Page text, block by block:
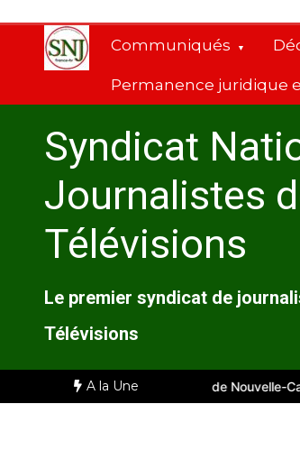
contenu
Communiqués
Permanence juridique
Syndicat
Journalistes
Télévisions
Le premier syndicat de
Télévisions
A la Une
Comité d’entreprise de Nouvelle-